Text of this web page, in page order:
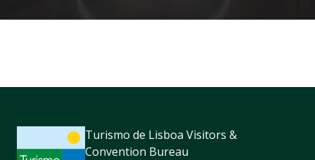
Turismo de Lisboa Visitors &
Convention Bureau